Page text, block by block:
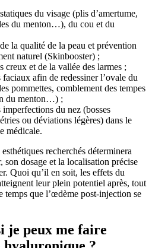
du visage (plis d’amertume,
du menton…), du cou et du
la qualité de la peau et prévention
naturel (Skinbooster) ;
creux et de la vallée des larmes ;
afin de redessiner l’ovale du
pommettes, comblement des tempes
du menton…) ;
du nez (bosses
ou déviations légères) dans le
médicale.
recherchés déterminera
son dosage et la localisation précise
Quoi qu’il en soit, les effets du
leur plein potentiel après, tout
temps que l’œdème post-injection se
je peux me faire